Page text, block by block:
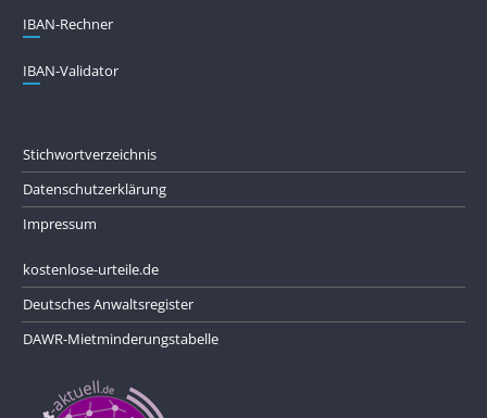
IBAN-Rechner
IBAN-Validator
Stichwortverzeichnis
Datenschutzerklärung
Impressum
kostenlose-urteile.de
Deutsches Anwaltsregister
DAWR-Mietminderungstabelle